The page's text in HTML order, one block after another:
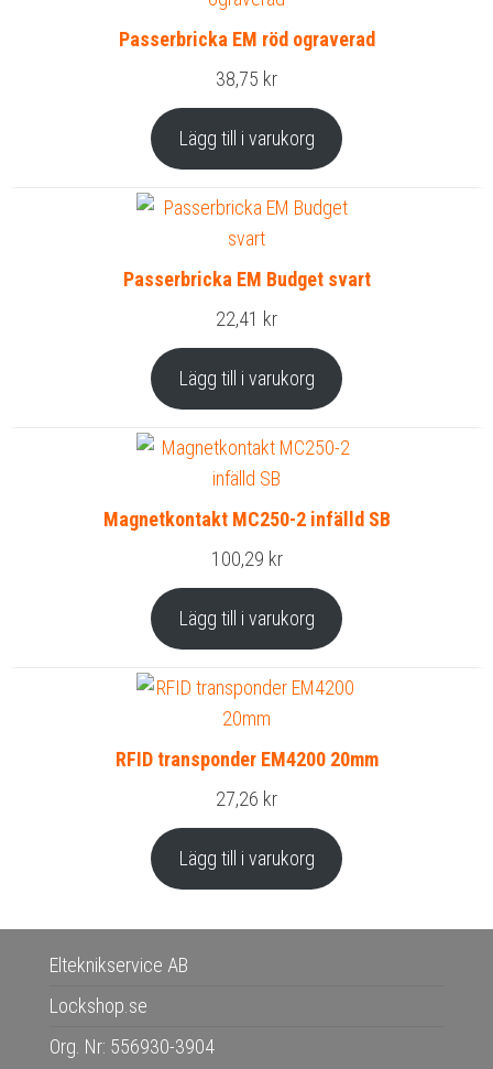
Passerbricka EM röd ograverad
38,75 kr
Lägg till i varukorg
Passerbricka EM Budget svart
22,41 kr
Lägg till i varukorg
Magnetkontakt MC250-2 infälld SB
100,29 kr
Lägg till i varukorg
RFID transponder EM4200 20mm
27,26 kr
Lägg till i varukorg
Elteknikservice AB
Lockshop.se
Org. Nr: 556930-3904